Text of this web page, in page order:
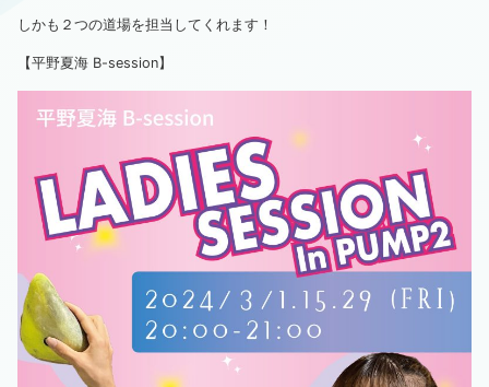
しかも２つの道場を担当してくれます！
【平野夏海 B-session】